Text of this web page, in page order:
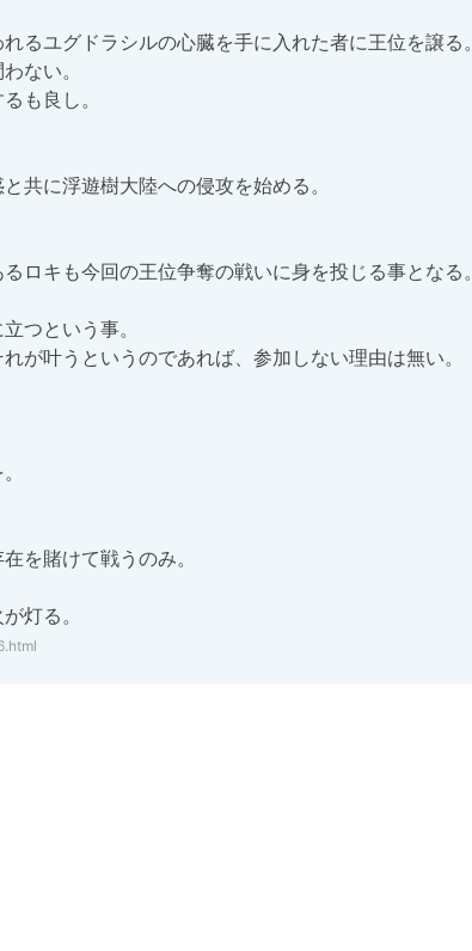
るユグドラシルの心臓を手に入れた者に王位を譲る。
ない。
も良し。
共に浮遊樹大陸への侵攻を始める。
ロキも今回の王位争奪の戦いに身を投じる事となる。
つという事。
が叶うというのであれば、参加しない理由は無い。
を賭けて戦うのみ。
灯る。